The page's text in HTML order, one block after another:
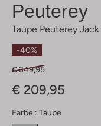
Peuterey
Taupe Peuterey
-40%
€ 349,95
€ 209,95
Farbe : Taupe